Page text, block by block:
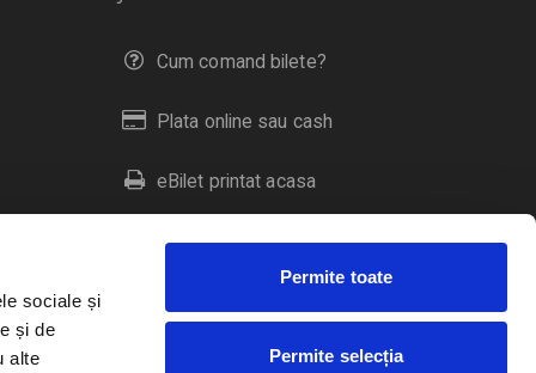
sociale și
și de
alte
Permite toate
Permite selecția
Cum comand bilete?
Plata online sau cash
eBilet printat acasa
Livrare prin curier
Duplicare bilete